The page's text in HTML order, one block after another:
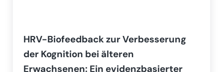
HRV-Biofeedback zur Verbesserung
der Kognition bei älteren
Erwachsenen: Ein evidenzbasierter